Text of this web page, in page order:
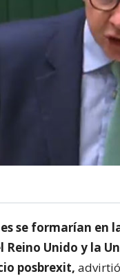
se formarían en
Reino Unido y la
posbrexit,